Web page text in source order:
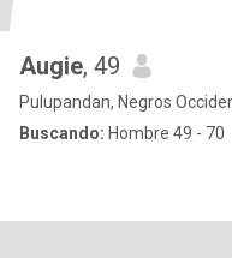
Augie, 49
Pulupandan, Negros
Buscando: Hombre 49 - 70